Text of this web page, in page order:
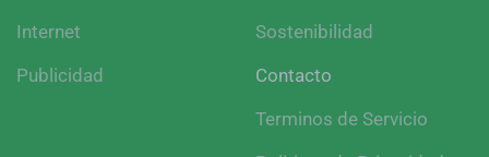
Internet
Publicidad
Sostenibilidad
Contacto
Terminos de Servicio